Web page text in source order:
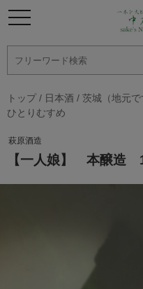
トップ/ 日本酒 / 茨城（地元で
ひとりむすめ
萩原酒造
【一人娘】 本醸造